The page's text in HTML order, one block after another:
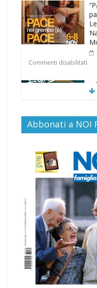
Commenti disabilitati
Commenti disabilitati
Abbonati a NOI